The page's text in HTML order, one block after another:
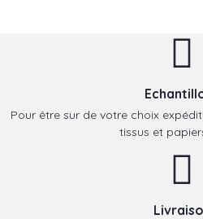
Pour être sur de votre choix
tissus et